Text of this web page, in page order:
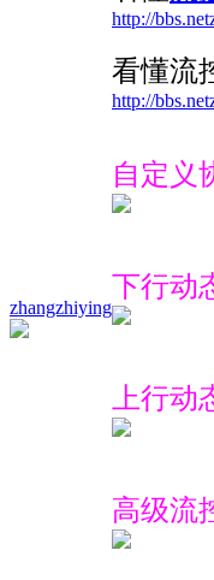
zhangzhiying
http://
看懂流
http://
自定义
下行动
上行
高级流